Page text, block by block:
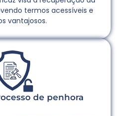
termos acessíveis e
vantajosos.
de penhora